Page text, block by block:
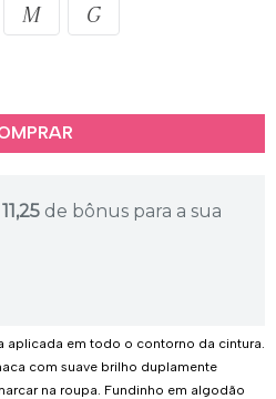
M G
11,25 de bônus para a sua
aplicada em todo o contorno da cintura.
com suave brilho duplamente
na roupa. Fundinho em algodão